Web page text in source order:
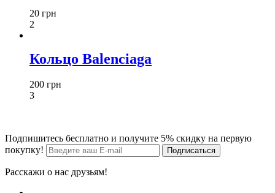
20 грн
2
Кольцо Balenciaga
200 грн
3
Подпишитесь бесплатно и получите 5% скидку на первую
покупку!
Расскажи о нас друзьям!